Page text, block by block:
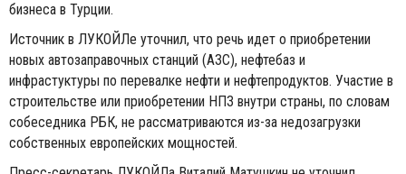
бизнеса в Турции.
Источник в ЛУКОЙЛе уточнил, что речь идет о приобретении
новых автозаправочных станций (АЗС), нефтебаз и
инфрастуктуры по перевалке нефти и нефтепродуктов. Участие в
строительстве или приобретении НПЗ внутри страны, по словам
собеседника РБК, не рассматриваются из-за недозагрузки
собственных европейских мощностей.